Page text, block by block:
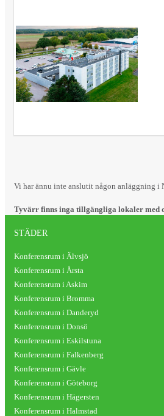
Vi har ännu inte anslutit någon anläggning i
Tyvärr finns inga tillgängliga lokaler med
STÄDER
Konferensrum i Älvsjö
Konferensrum i Årsta
Konferensrum i Askim
Konferensrum i Bromma
Konferensrum i Danderyd
Konferensrum i Donsö
Konferensrum i Eskilstuna
Konferensrum i Falkenberg
Konferensrum i Gävle
Konferensrum i Göteborg
Konferensrum i Hägersten
Konferensrum i Halmstad